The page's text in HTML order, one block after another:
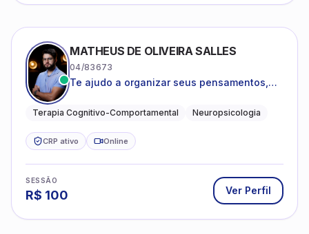
MATHEUS DE OLIVEIRA SALLES
04/83673
Te ajudo a organizar seus pensamentos,
clareza e sentido, com uma terapia
Terapia Cognitivo-Comportamental Neuropsicologia
CRP ativo Online
SESSÃO
R$ 100 Ver Perfil